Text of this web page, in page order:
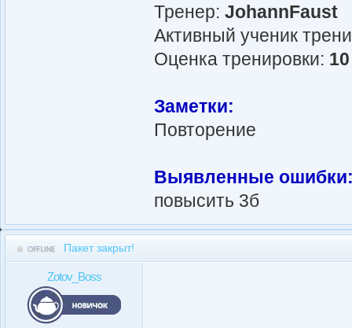
Тренер: JohannFaust
Активный ученик
Оценка тренировки:
Заметки:
Повторение
Выявленные
повысить 3б
Пакет закрыт!
Zotov_Boss